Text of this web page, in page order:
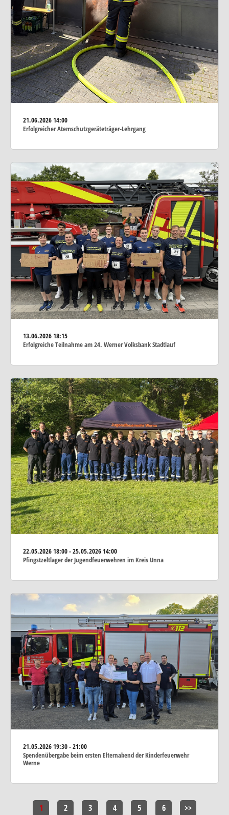
21.06.202614:00
Erfolgreicher Atemschutzgeräteträger-Lehrgang
13.06.202618:15
Erfolgreiche Teilnahme am 24. Werner Volksbank Stadtlauf
22.05.202618:00 - 25.05.2026 14:00
Pfingstzeltlager der Jugendfeuerwehren im Kreis Unna
21.05.202619:30 - 21:00
Spendenübergabe beim ersten Elternabend der Kinderfeuerwehr
Werne
1 2 3 4 5 6 >>